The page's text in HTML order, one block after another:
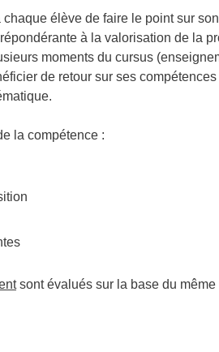
élève de faire le point sur
à la valorisation de la
moments du cursus
de retour sur ses
la compétence :
sont évalués sur la base du